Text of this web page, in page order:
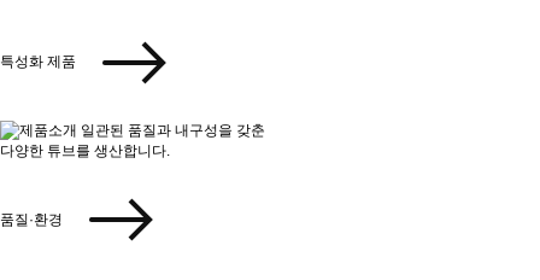
특성화 제품
일관된 품질과 내구성을 갖춘
다양한 튜브를 생산합니다.
품질·환경